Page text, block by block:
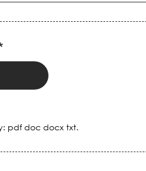
pdf doc docx txt.